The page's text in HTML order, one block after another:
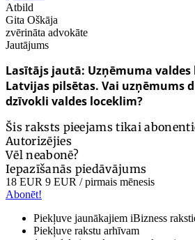
Atbild
Gita Oškāja
zvērināta advokāte
Jautājums
Lasītājs jautā: Uzņēmuma
Latvijas pilsētas. Vai uzņēmums
dzīvokli valdes loceklim?
Šis raksts pieejams tikai
Autorizējies
Vēl neabonē?
Iepazīšanās piedāvājums
18 EUR 9 EUR / pirmais mēnesis
Abonēt!
Piekļuve jaunākajiem iBizness
Piekļuve rakstu arhīvam